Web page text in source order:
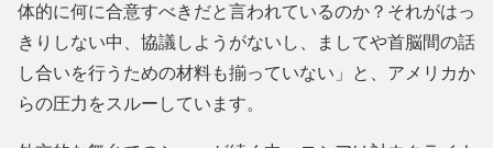
体的に何に合意すべきだと言われているのか？それがはっ
きりしない中、協議しようがないし、ましてや首脳間の話
し合いを行うための材料も揃っていない」と、アメリカか
らの圧力をスルーしています。